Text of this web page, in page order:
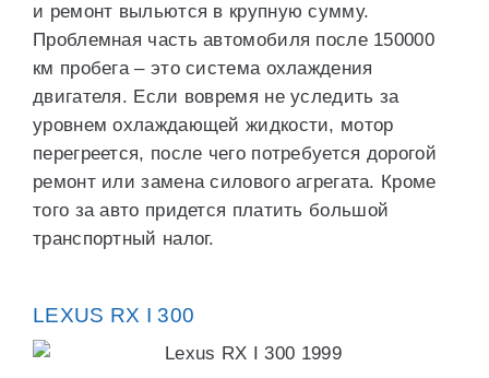
и ремонт выльются в крупную сумму.
Проблемная часть автомобиля после 150000
км пробега – это система охлаждения
двигателя. Если вовремя не уследить за
уровнем охлаждающей жидкости, мотор
перегреется, после чего потребуется дорогой
ремонт или замена силового агрегата. Кроме
того за авто придется платить большой
транспортный налог.
LEXUS RX I 300